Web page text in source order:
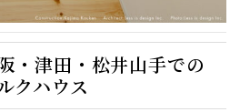
・津田・松井山手での
クハウス